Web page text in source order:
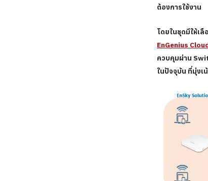
ต้องการใช้งาน
โดยในชุดมีให้เ
EnGenius
ควบคุมผ่าน
ในปัจจุบัน ที่มุ่ง